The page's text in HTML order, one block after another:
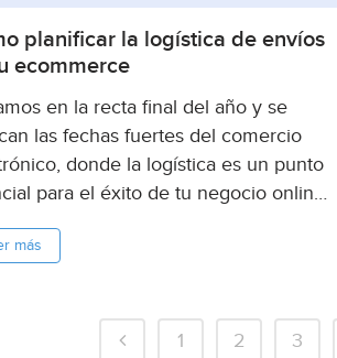
planificar la logística de envíos
ecommerce
en la recta final del año y se
las fechas fuertes del comercio
donde la logística es un punto
para el éxito de tu negocio online.
esos momentos de mayor demanda. ...
más
1 2 3